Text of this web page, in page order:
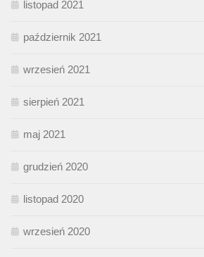
listopad 2021
październik 2021
wrzesień 2021
sierpień 2021
maj 2021
grudzień 2020
listopad 2020
wrzesień 2020